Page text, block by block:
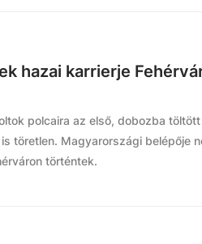
hazai karrierje
polcaira az első, dobozba töltött
töretlen. Magyarországi belépője
történtek.